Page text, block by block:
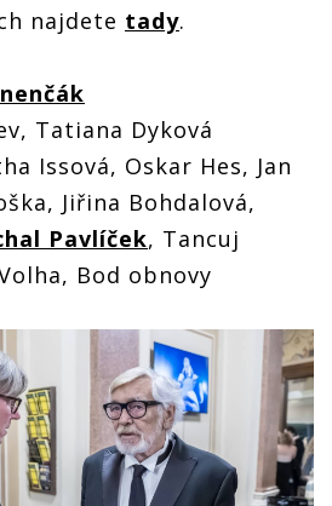
najdete tady.
Tatiana Dyková
Issová, Oskar Hes, Jan
Jiřina Bohdalová,
Pavlíček, Tancuj
Bod obnovy